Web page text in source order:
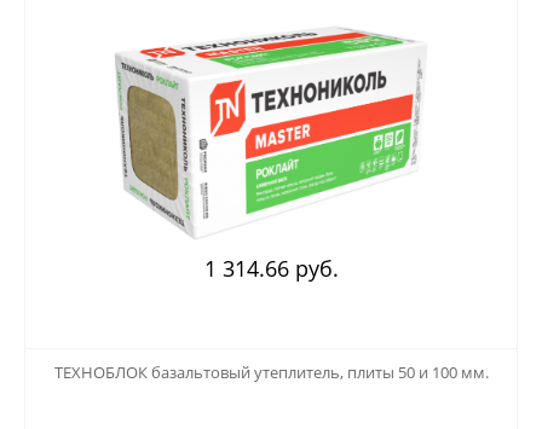
1 314.66 руб.
ТЕХНОБЛОК базальтовый утеплитель, плиты 50 и 100 мм.